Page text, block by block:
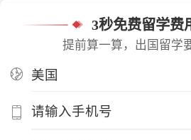
3秒免费留学费
提前算一算，出国留学